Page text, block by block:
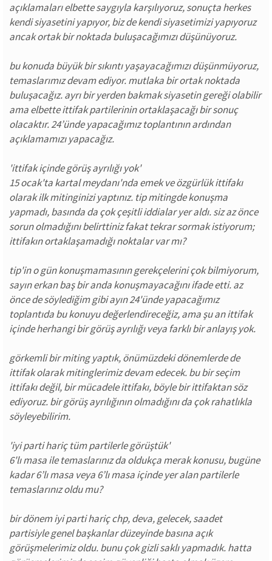
açıklamaları elbette saygıyla karşılıyoruz, sonuçta herkes
kendi siyasetini yapıyor, biz de kendi siyasetimizi yapıyoruz
ancak ortak bir noktada buluşacağımızı düşünüyoruz.
bu konuda büyük bir sıkıntı yaşayacağımızı düşünmüyoruz,
temaslarımız devam ediyor. mutlaka bir ortak noktada
buluşacağız. ayrı bir yerden bakmak siyasetin gereği olabilir
ama elbette ittifak partilerinin ortaklaşacağı bir sonuç
olacaktır. 24’ünde yapacağımız toplantının ardından
açıklamamızı yapacağız.
'ittifak içinde görüş ayrılığı yok'
15 ocak'ta kartal meydanı'nda emek ve özgürlük ittifakı
olarak ilk mitinginizi yaptınız. tip mitingde konuşma
yapmadı, basında da çok çeşitli iddialar yer aldı. siz az önce
sorun olmadığını belirttiniz fakat tekrar sormak istiyorum;
ittifakın ortaklaşamadığı noktalar var mı?
tip'in o gün konuşmamasının gerekçelerini çok bilmiyorum,
sayın erkan baş bir anda konuşmayacağını ifade etti. az
önce de söylediğim gibi ayın 24'ünde yapacağımız
toplantıda bu konuyu değerlendireceğiz, ama şu an ittifak
içinde herhangi bir görüş ayrılığı veya farklı bir anlayış yok.
görkemli bir miting yaptık, önümüzdeki dönemlerde de
ittifak olarak mitinglerimiz devam edecek. bu bir seçim
ittifakı değil, bir mücadele ittifakı, böyle bir ittifaktan söz
ediyoruz. bir görüş ayrılığının olmadığını da çok rahatlıkla
söyleyebilirim.
'iyi parti hariç tüm partilerle görüştük'
6'lı masa ile temaslarınız da oldukça merak konusu, bugüne
kadar 6’lı masa veya 6’lı masa içinde yer alan partilerle
temaslarınız oldu mu?
bir dönem iyi parti hariç chp, deva, gelecek, saadet
partisiyle genel başkanlar düzeyinde basına açık
görüşmelerimiz oldu. bunu çok gizli saklı yapmadık. hatta